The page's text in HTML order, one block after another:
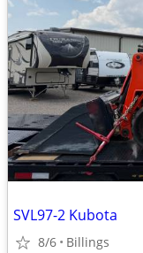
SVL97-2 Kubota
8/6 Billings